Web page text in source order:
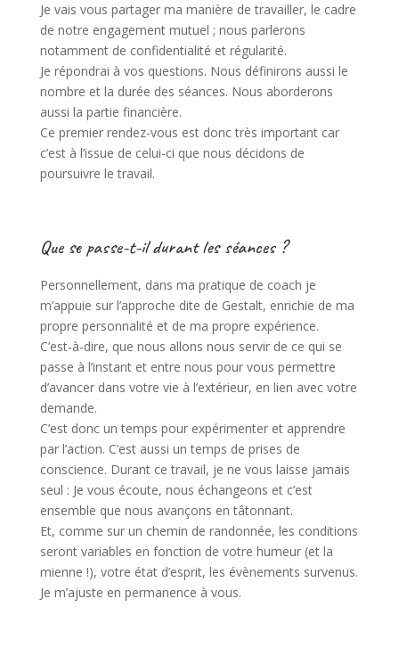
Je vais vous partager ma manière de travailler, le cadre
de notre engagement mutuel ; nous parlerons
notamment de confidentialité et régularité.
Je répondrai à vos questions. Nous définirons aussi le
nombre et la durée des séances. Nous aborderons
aussi la partie financière.
Ce premier rendez-vous est donc très important car
c’est à l’issue de celui-ci que nous décidons de
poursuivre le travail.
Que se passe-t-il durant les séances ?
Personnellement, dans ma pratique de coach je
m’appuie sur l’approche dite de Gestalt, enrichie de ma
propre personnalité et de ma propre expérience.
C’est-à-dire, que nous allons nous servir de ce qui se
passe à l’instant et entre nous pour vous permettre
d’avancer dans votre vie à l’extérieur, en lien avec votre
demande.
C’est donc un temps pour expérimenter et apprendre
par l’action. C’est aussi un temps de prises de
conscience. Durant ce travail, je ne vous laisse jamais
seul : Je vous écoute, nous échangeons et c’est
ensemble que nous avançons en tâtonnant.
Et, comme sur un chemin de randonnée, les conditions
seront variables en fonction de votre humeur (et la
mienne !), votre état d’esprit, les évènements survenus.
Je m’ajuste en permanence à vous.